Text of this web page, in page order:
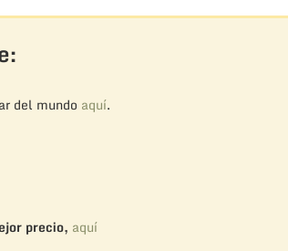
del mundo aquí.
precio, aquí